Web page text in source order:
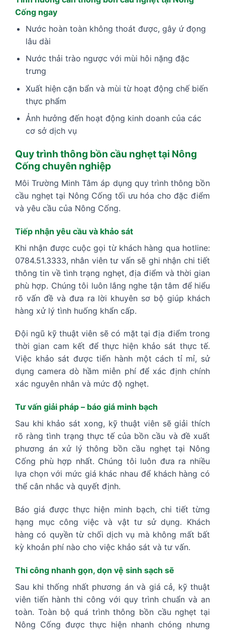
Cống ngay
Nước hoàn toàn không thoát được, gây ứ đọng
lâu dài
Nước thải trào ngược với mùi hôi nặng đặc
trưng
Xuất hiện cặn bẩn và mùi từ hoạt động chế biến
thực phẩm
Ảnh hưởng đến hoạt động kinh doanh của các
cơ sở dịch vụ
Quy trình thông bồn cầu nghẹt tại Nông
Cống chuyên nghiệp
Môi Trường Minh Tâm áp dụng quy trình thông bồn
cầu nghẹt tại Nông Cống tối ưu hóa cho đặc điểm
và yêu cầu của Nông Cống.
Tiếp nhận yêu cầu và khảo sát
Khi nhận được cuộc gọi từ khách hàng qua hotline:
0784.51.3333, nhân viên tư vấn sẽ ghi nhận chi tiết
thông tin về tình trạng nghẹt, địa điểm và thời gian
phù hợp. Chúng tôi luôn lắng nghe tận tâm để hiểu
rõ vấn đề và đưa ra lời khuyên sơ bộ giúp khách
hàng xử lý tình huống khẩn cấp.
Đội ngũ kỹ thuật viên sẽ có mặt tại địa điểm trong
thời gian cam kết để thực hiện khảo sát thực tế.
Việc khảo sát được tiến hành một cách tỉ mỉ, sử
dụng camera dò hầm miễn phí để xác định chính
xác nguyên nhân và mức độ nghẹt.
Tư vấn giải pháp – báo giá minh bạch
Sau khi khảo sát xong, kỹ thuật viên sẽ giải thích
rõ ràng tình trạng thực tế của bồn cầu và đề xuất
phương án xử lý thông bồn cầu nghẹt tại Nông
Cống phù hợp nhất. Chúng tôi luôn đưa ra nhiều
lựa chọn với mức giá khác nhau để khách hàng có
thể cân nhắc và quyết định.
Báo giá được thực hiện minh bạch, chi tiết từng
hạng mục công việc và vật tư sử dụng. Khách
hàng có quyền từ chối dịch vụ mà không mất bất
kỳ khoản phí nào cho việc khảo sát và tư vấn.
Thi công nhanh gọn, dọn vệ sinh sạch sẽ
Sau khi thống nhất phương án và giá cả, kỹ thuật
viên tiến hành thi công với quy trình chuẩn và an
toàn. Toàn bộ quá trình thông bồn cầu nghẹt tại
Nông Cống được thực hiện nhanh chóng nhưng